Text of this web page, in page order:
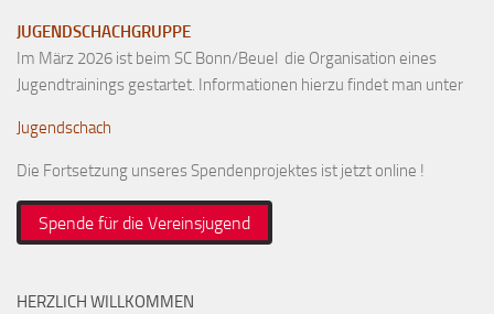
JUGENDSCHACHGRUPPE
Im März 2026 ist beim SC Bonn/Beuel die Organisation eines
Jugendtrainings gestartet. Informationen hierzu findet man unter
Jugendschach
Die Fortsetzung unseres Spendenprojektes ist jetzt online !
Spende für die Vereinsjugend
HERZLICH WILLKOMMEN